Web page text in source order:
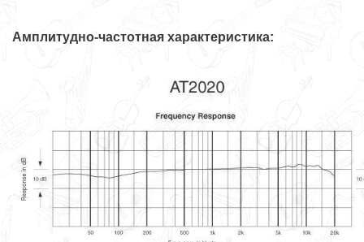
Амплитудно-частотная характеристика: